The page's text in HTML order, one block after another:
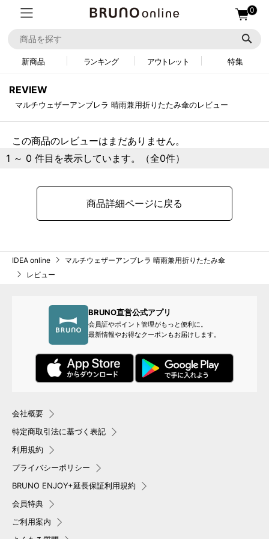
0
新商品 ランキング アウトレット 特集
REVIEW
マルチウェザーアンブレラ 晴雨兼用折りたたみ傘のレビュー
この商品のレビューはまだありません。
1 ～ 0 件目を表示しています。（全0件）
商品詳細ページに戻る
IDEA online
マルチウェザーアンブレラ 晴雨兼用折りたたみ傘
レビュー
BRUNO直営公式アプリ
会員証やポイント管理がもっと便利に。
最新情報やお得なクーポンもお届けします。
会社概要
特定商取引法に基づく表記
利用規約
プライバシーポリシー
BRUNO ENJOY+延長保証利用規約
会員特典
ご利用案内